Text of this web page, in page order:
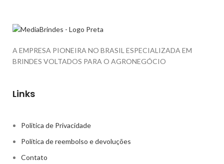
A EMPRESA PIONEIRA NO BRASIL ESPECIALIZADA EM
BRINDES VOLTADOS PARA O AGRONEGÓCIO
Links
Politica de Privacidade
Política de reembolso e devoluções
Contato